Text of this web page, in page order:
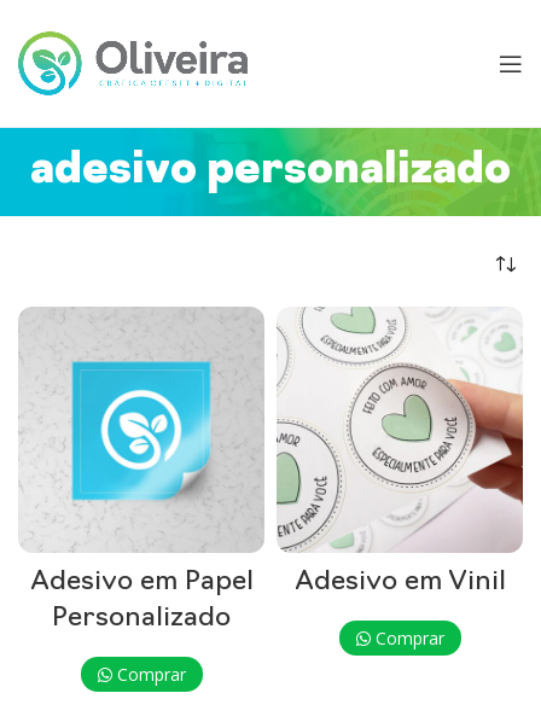
adesivo personalizado
Adesivo em Papel
Personalizado
Comprar
Adesivo em Vinil
Comprar